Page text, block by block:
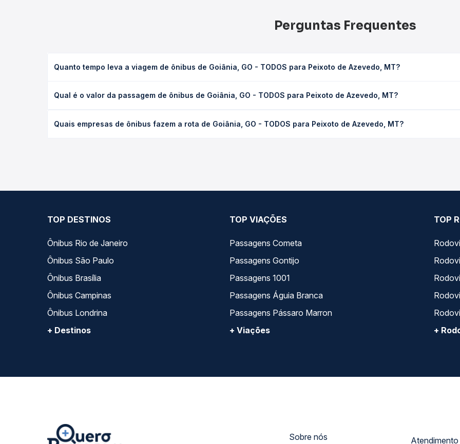
Perguntas Frequentes
Quanto tempo leva a viagem de ônibus de Goiânia, GO - TODOS para Peixoto de Azevedo, MT?
(convencional, executivo ou leito) e as condições de tráfego. Na Quero Passagem você consulta os horários
Qual é o valor da passagem de ônibus de Goiânia, GO - TODOS para Peixoto de Azevedo, MT?
de poltrona e a antecedência da compra. Na Quero Passagem você compara os preços de todas as viações em
Quais empresas de ônibus fazem a rota de Goiânia, GO - TODOS para Peixoto de Azevedo, MT?
TOP DESTINOS
Ônibus Rio de Janeiro
Ônibus São Paulo
Ônibus Brasília
Ônibus Campinas
Ônibus Londrina
+ Destinos
TOP VIAÇÕES
Passagens Cometa
Passagens Gontijo
Passagens 1001
Passagens Águia Branca
Passagens Pássaro Marron
+ Viações
TOP
+
Sobre nós